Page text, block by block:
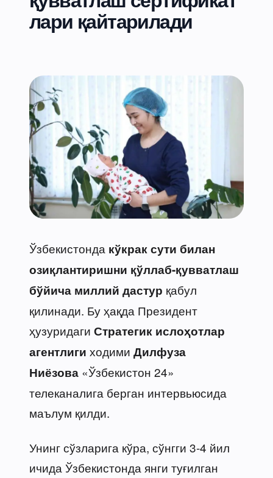
лари қайтарилади
Ўзбекистонда кўкрак сути билан
озиқлантиришни қўллаб-қувватлаш
бўйича миллий дастур қабул
қилинади. Бу ҳақда Президент
ҳузуридаги Стратегик ислоҳотлар
агентлиги ходими Дилфуза
Ниёзова «Ўзбекистон 24»
телеканалига берган интервьюсида
маълум қилди.
Унинг сўзларига кўра, сўнгги 3-4 йил
ичида Ўзбекистонда янги туғилган